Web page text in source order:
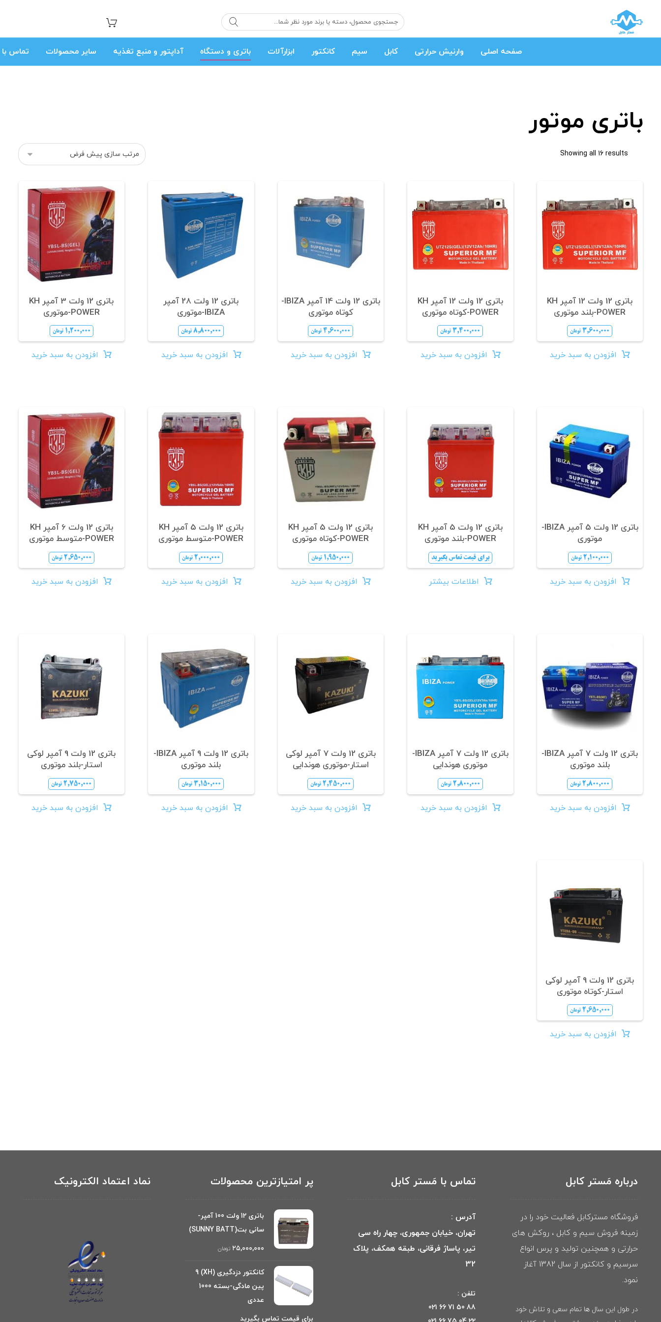
صفحه اصلی وارنیش حرارتی کابل سیم کانکتور ابزارآلات باتری و دستگاه آداپتور و منبع تغذیه سایر محصولات تماس با
باتری موتور
Showing all 16 results
باتری 12 ولت 12 آمپر KH
POWER-بلند موتوری
۳,۶۰۰,۰۰۰ تومان
افزودن به سبد خرید
باتری 12 ولت 12 آمپر KH
POWER-کوتاه موتوری
۳,۴۰۰,۰۰۰ تومان
افزودن به سبد خرید
باتری 12 ولت 14 آمپر IBIZA-
کوتاه موتوری
۴,۶۰۰,۰۰۰ تومان
افزودن به سبد خرید
باتری 12 ولت 28 آمپر
IBIZA-موتوری
۸,۸۰۰,۰۰۰ تومان
افزودن به سبد خرید
باتری 12 ولت 3 آمپر KH
POWER-موتوری
۱,۲۰۰,۰۰۰ تومان
افزودن به سبد خرید
باتری 12 ولت 5 آمپر IBIZA-
موتوری
۲,۱۰۰,۰۰۰ تومان
افزودن به سبد خرید
باتری 12 ولت 5 آمپر KH
POWER-بلند موتوری
برای قیمت تماس بگیرید
اطلاعات بیشتر
باتری 12 ولت 5 آمپر KH
POWER-کوتاه موتوری
۱,۹۵۰,۰۰۰ تومان
افزودن به سبد خرید
باتری 12 ولت 5 آمپر KH
POWER-متوسط موتوری
۲,۰۰۰,۰۰۰ تومان
افزودن به سبد خرید
باتری 12 ولت 6 آمپر KH
POWER-متوسط موتوری
۲,۶۵۰,۰۰۰ تومان
افزودن به سبد خرید
باتری 12 ولت 7 آمپر IBIZA-
بلند موتوری
۲,۸۰۰,۰۰۰ تومان
افزودن به سبد خرید
باتری 12 ولت 7 آمپر IBIZA-
موتوری هوندایی
۲,۸۰۰,۰۰۰ تومان
افزودن به سبد خرید
باتری 12 ولت 7 آمپر لوکی
استار-موتوری هوندایی
۲,۴۵۰,۰۰۰ تومان
افزودن به سبد خرید
باتری 12 ولت 9 آمپر IBIZA-
بلند موتوری
۳,۱۵۰,۰۰۰ تومان
افزودن به سبد خرید
باتری 12 ولت 9 آمپر لوکی
استار-بلند موتوری
۲,۷۵۰,۰۰۰ تومان
افزودن به سبد خرید
باتری 12 ولت 9 آمپر لوکی
استار-کوتاه موتوری
۲,۶۵۰,۰۰۰ تومان
افزودن به سبد خرید
درباره مَستر کابل
فروشگاه مسترکابل فعالیت خود را در
زمینه فروش سیم و کابل ، روکش های
حرارتی و همچنین تولید و پرس انواع
سرسیم و کانکتور از سال 1382 آغاز
نمود.
در طول این سال ها تمام سعی و تلاش خود
تماس با مَستر کابل
آدرس :
تهران، خیابان جمهوری، چهار راه سی
تیر، پاساژ فرقانی، طبقه همکف، پلاک
32
تلفن :
88 50 71 66 021
پر امتیازترین محصولات
باتری 12 ولت 100 آمپر-
سانی بت(SUNNY BATT)
۲۵,۰۰۰,۰۰۰ تومان
کانکتور دزدگیری (XH) 9
پین مادگی-بسته 1000
عددی
برای قیمت تماس بگیرید
نماد اعتماد الکترونیک